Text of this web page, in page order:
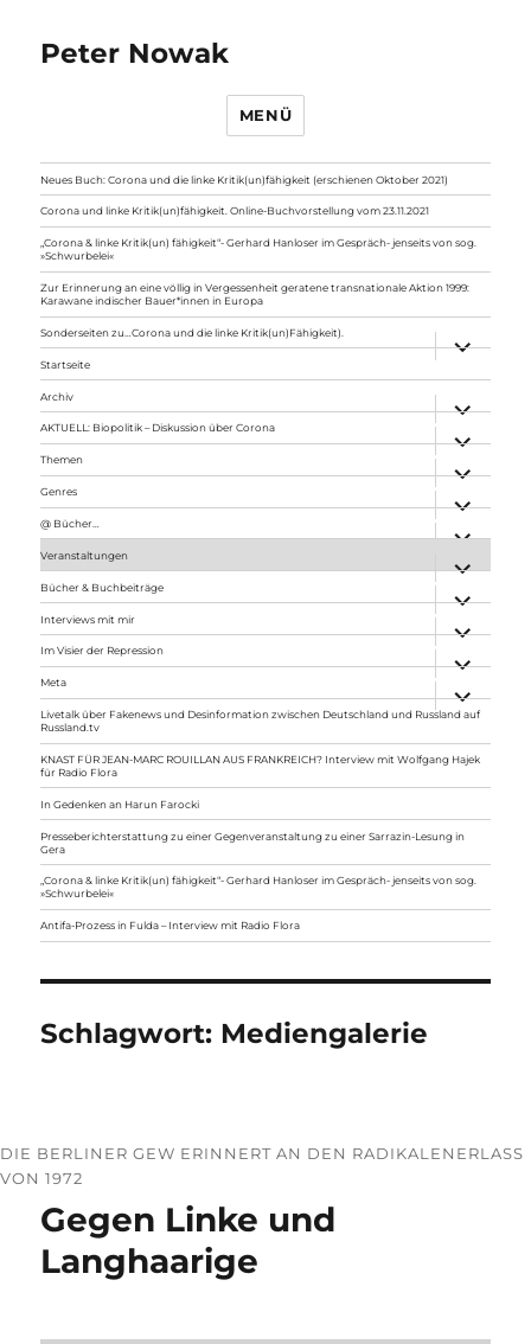
Peter Nowak
MENÜ
Neues Buch: Corona und die linke Kritik(un)fähigkeit (erschienen Oktober 2021)
Corona und linke Kritik(un)fähigkeit. Online-Buchvorstellung vom 23.11.2021
„Corona & linke Kritik(un) fähigkeit“- Gerhard Hanloser im Gespräch- jenseits von sog.
»Schwurbelei«
Zur Erinnerung an eine völlig in Vergessenheit geratene transnationale Aktion 1999:
Karawane indischer Bauer*innen in Europa
Sonderseiten zu…Corona und die linke Kritik(un)Fähigkeit).
anzeigen
Startseite
Archiv
anzeigen
AKTUELL: Biopolitik – Diskussion über Corona
anzeigen
Themen
anzeigen
Genres
anzeigen
@ Bücher…
Veranstaltungen
anzeigen
Bücher & Buchbeiträge
anzeigen
Interviews mit mir
anzeigen
Im Visier der Repression
anzeigen
Meta
anzeigen
Livetalk über Fakenews und Desinformation zwischen Deutschland und Russland auf
Russland.tv
KNAST FÜR JEAN-MARC ROUILLAN AUS FRANKREICH? Interview mit Wolfgang Hajek
für Radio Flora
In Gedenken an Harun Farocki
Presseberichterstattung zu einer Gegenveranstaltung zu einer Sarrazin-Lesung in
Gera
„Corona & linke Kritik(un) fähigkeit“- Gerhard Hanloser im Gespräch- jenseits von sog.
»Schwurbelei«
Antifa-Prozess in Fulda – Interview mit Radio Flora
Schlagwort: Mediengalerie
DIE BERLINER GEW ERINNERT AN DEN RADIKALENERLASS
VON 1972
Gegen Linke und
Langhaarige